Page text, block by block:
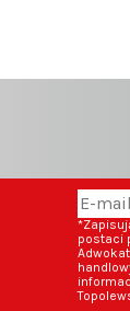
postaci